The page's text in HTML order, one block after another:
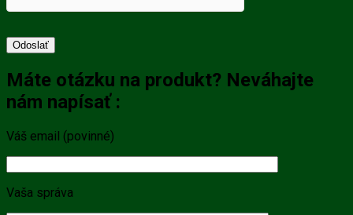
Máte otázku na produkt? Neváhajte
nám napísať :
Váš email (povinné)
Vaša správa